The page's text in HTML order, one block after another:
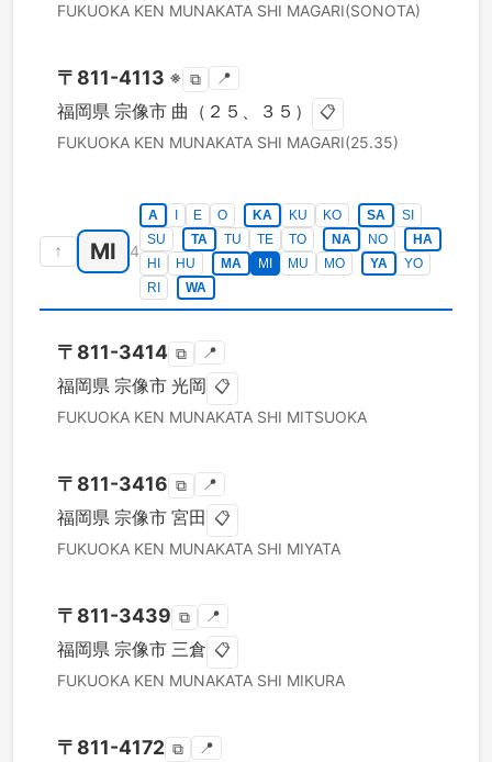
FUKUOKA KEN MUNAKATA SHI MAGARI(SONOTA)
〒 811-4113 ※ ⧉ 📍
福岡県 宗像市 曲（２５、３５） 📋
FUKUOKA KEN MUNAKATA SHI MAGARI(25.35)
↑ MI 4
A E O KA KU KO SA
SI
SU
TA TU TE TO NA NO
HA
HI
HU MA MI MU MO YA
YO
RI
WA
〒 811-3414 ⧉ 📍
福岡県 宗像市 光岡 📋
FUKUOKA KEN MUNAKATA SHI MITSUOKA
〒 811-3416 ⧉ 📍
福岡県 宗像市 宮田 📋
FUKUOKA KEN MUNAKATA SHI MIYATA
〒 811-3439 ⧉ 📍
福岡県 宗像市 三倉 📋
FUKUOKA KEN MUNAKATA SHI MIKURA
〒 811-4172 ⧉ 📍